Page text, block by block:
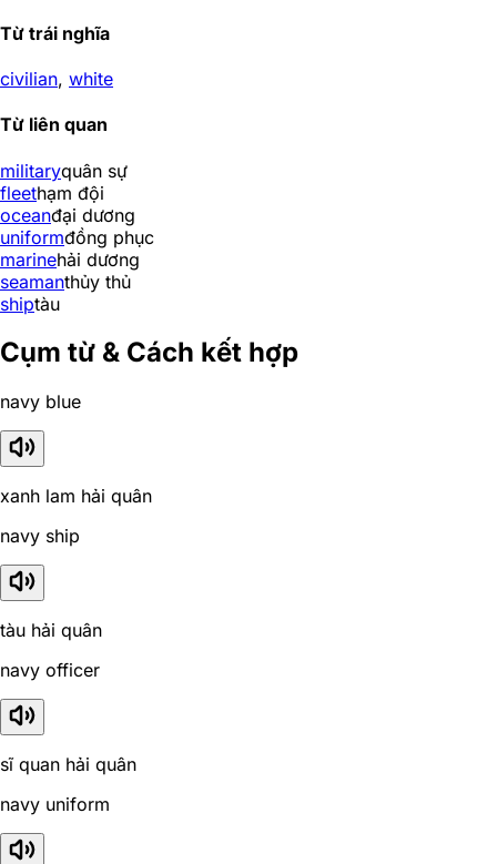
Từ trái nghĩa
civilian, white
Từ liên quan
militaryquân sự
fleethạm đội
oceanđại dương
uniformđồng phục
marinehải dương
seamanthủy thủ
shiptàu
Cụm từ & Cách kết hợp
navy blue
xanh lam hải quân
navy ship
tàu hải quân
navy officer
sĩ quan hải quân
navy uniform